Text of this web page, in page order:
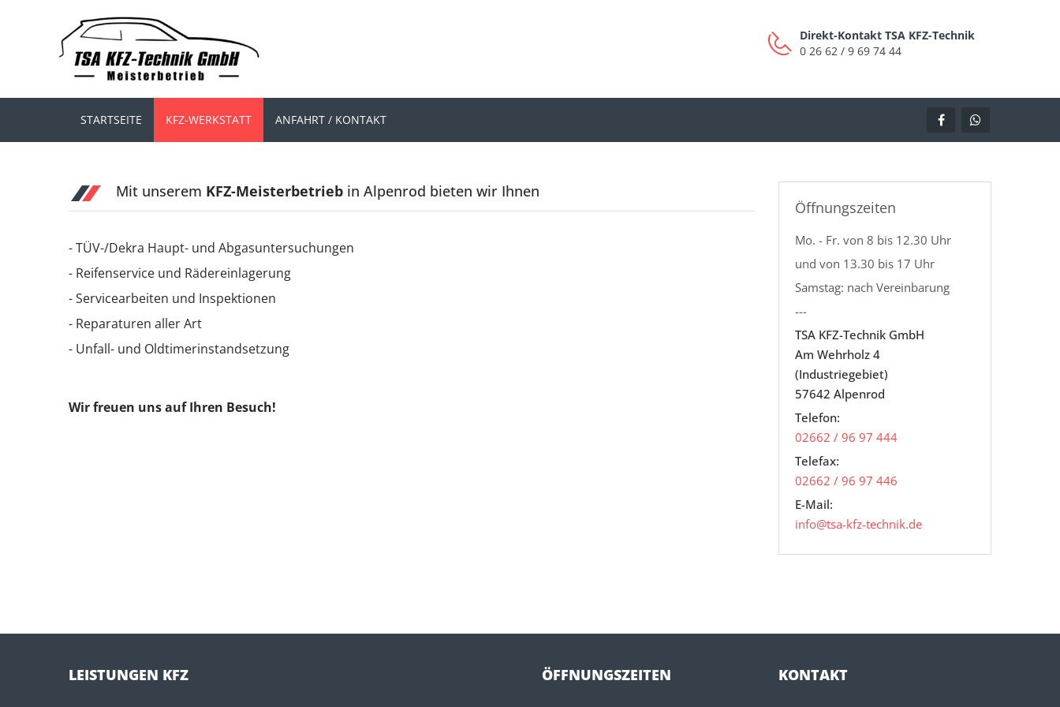
Direkt-Kontakt TSA KFZ-Technik
0 26 62 / 9 69 74 44
STARTSEITE KFZ-WERKSTATT ANFAHRT / KONTAKT
Mit unserem KFZ-Meisterbetrieb in Alpenrod bieten wir Ihnen
- TÜV-/Dekra Haupt- und Abgasuntersuchungen
- Reifenservice und Rädereinlagerung
- Servicearbeiten und Inspektionen
- Reparaturen aller Art
- Unfall- und Oldtimerinstandsetzung
Wir freuen uns auf Ihren Besuch!
Öffnungszeiten
Mo. - Fr. von 8 bis 12.30 Uhr
und von 13.30 bis 17 Uhr
Samstag: nach Vereinbarung
---
TSA KFZ-Technik GmbH
Am Wehrholz 4
(Industriegebiet)
57642 Alpenrod
Telefon:
02662 / 96 97 444
Telefax:
02662 / 96 97 446
E-Mail:
info@tsa-kfz-technik.de
LEISTUNGEN KFZ ÖFFNUNGSZEITEN KONTAKT